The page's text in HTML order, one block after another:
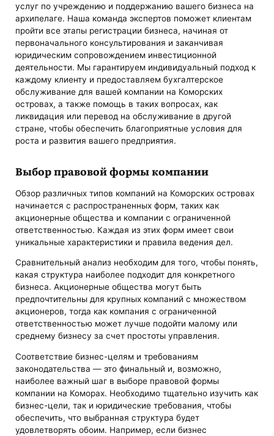
услуг по учреждению и поддержанию вашего бизнеса на
архипелаге. Наша команда экспертов поможет клиентам
пройти все этапы регистрации бизнеса, начиная от
первоначального консультирования и заканчивая
юридическим сопровождением инвестиционной
деятельности. Мы гарантируем индивидуальный подход к
каждому клиенту и предоставляем бухгалтерское
обслуживание для вашей компании на Коморских
островах, а также помощь в таких вопросах, как
ликвидация или перевод на обслуживание в другой
стране, чтобы обеспечить благоприятные условия для
роста и развития вашего предприятия.
Выбор правовой формы компании
Обзор различных типов компаний на Коморских островах
начинается с распространенных форм, таких как
акционерные общества и компании с ограниченной
ответственностью. Каждая из этих форм имеет свои
уникальные характеристики и правила ведения дел.
Сравнительный анализ необходим для того, чтобы понять,
какая структура наиболее подходит для конкретного
бизнеса. Акционерные общества могут быть
предпочтительны для крупных компаний с множеством
акционеров, тогда как компания с ограниченной
ответственностью может лучше подойти малому или
среднему бизнесу за счет простоты управления.
Соответствие бизнес-целям и требованиям
законодательства — это финальный и, возможно,
наиболее важный шаг в выборе правовой формы
компании на Коморах. Необходимо тщательно изучить как
бизнес-цели, так и юридические требования, чтобы
обеспечить, что выбранная структура будет
удовлетворять обоим. Например, если бизнес